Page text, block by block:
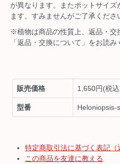
が異なります。またポットサイズ
ます。すみませんがご了承くださ
※植物は商品の性質上、返品・交
「返品・交換について」をお読み
販売価格 1,650円(税
型番 Heloniopsis-
特定商取引法に基づく表記（
この商品を友達に教える